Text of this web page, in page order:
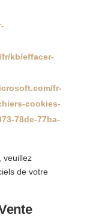
kb/effacer-
fr-
cookies-
78de-77ba-
veuillez
de votre